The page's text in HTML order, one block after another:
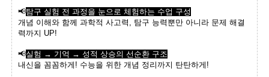
📢탐구 실험 전 과정을 눈으로 체험하는 수업 구성
개념 이해와 함께 과학적 사고력, 탐구 능력뿐만 아니라 문제 해결
력까지 UP!
📢실험 → 기억 → 성적 상승의 선순환 구조
내신을 꼼꼼하게! 수능을 위한 개념 정리까지 탄탄하게!